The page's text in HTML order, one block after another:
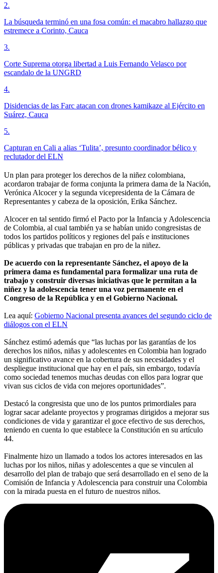
2.
La búsqueda terminó en una fosa común: el macabro hallazgo que
estremece a Corinto, Cauca
3.
Corte Suprema otorga libertad a Luis Fernando Velasco por
escandalo de la UNGRD
4.
Disidencias de las Farc atacan con drones kamikaze al Ejército en
Suárez, Cauca
5.
Capturan en Cali a alias ‘Tulita’, presunto coordinador bélico y
reclutador del ELN
Un plan para proteger los derechos de la niñez colombiana,
acordaron trabajar de forma conjunta la primera dama de la Nación,
Verónica Alcocer y la segunda vicepresidenta de la Cámara de
Representantes y cabeza de la oposición, Erika Sánchez.
Alcocer en tal sentido firmó el Pacto por la Infancia y Adolescencia
de Colombia, al cual también ya se habían unido congresistas de
todos los partidos políticos y regiones del país e instituciones
públicas y privadas que trabajan en pro de la niñez.
De acuerdo con la representante Sánchez, el apoyo de la
primera dama es fundamental para formalizar una ruta de
trabajo y construir diversas iniciativas que le permitan a la
niñez y la adolescencia tener una voz permanente en el
Congreso de la República y en el Gobierno Nacional.
Lea aquí: Gobierno Nacional presenta avances del segundo ciclo de
diálogos con el ELN
Sánchez estimó además que “las luchas por las garantías de los
derechos los niños, niñas y adolescentes en Colombia han logrado
un significativo avance en la cobertura de sus necesidades y el
despliegue institucional que hay en el país, sin embargo, todavía
como sociedad tenemos muchas deudas con ellos para lograr que
vivan sus ciclos de vida con mejores oportunidades”.
Destacó la congresista que uno de los puntos primordiales para
lograr sacar adelante proyectos y programas dirigidos a mejorar sus
condiciones de vida y garantizar el goce efectivo de sus derechos,
teniendo en cuenta lo que establece la Constitución en su artículo
44.
Finalmente hizo un llamado a todos los actores interesados en las
luchas por los niños, niñas y adolescentes a que se vinculen al
desarrollo del plan de trabajo que será desarrollado en el seno de la
Comisión de Infancia y Adolescencia para construir una Colombia
con la mirada puesta en el futuro de nuestros niños.